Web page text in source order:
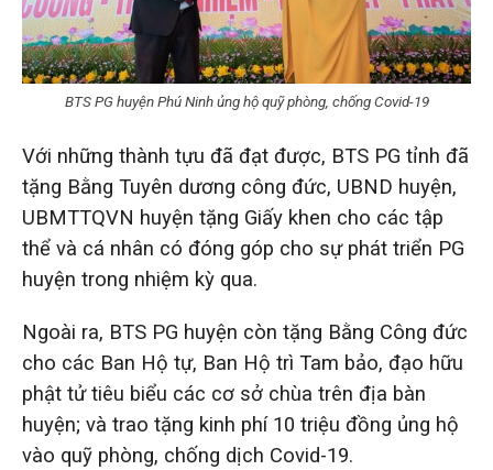
BTS PG huyện Phú Ninh ủng hộ quỹ phòng, chống Covid-19
Với những thành tựu đã đạt được, BTS PG tỉnh đã
tặng Bằng Tuyên dương công đức, UBND huyện,
UBMTTQVN huyện tặng Giấy khen cho các tập
thể và cá nhân có đóng góp cho sự phát triển PG
huyện trong nhiệm kỳ qua.
Ngoài ra, BTS PG huyện còn tặng Bằng Công đức
cho các Ban Hộ tự, Ban Hộ trì Tam bảo, đạo hữu
phật tử tiêu biểu các cơ sở chùa trên địa bàn
huyện; và trao tặng kinh phí 10 triệu đồng ủng hộ
vào quỹ phòng, chống dịch Covid-19.